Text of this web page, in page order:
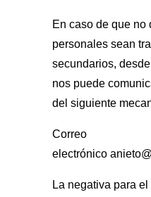
En caso de que no
personales sean
secundarios,
nos puede
del siguiente
Correo
electrónico
La negativa para